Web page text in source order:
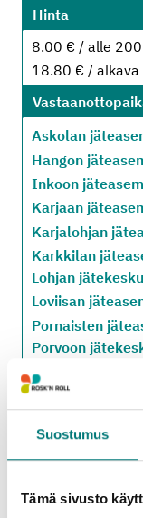
Suostumus
Tämä sivusto
Hinta
8.00 € / alle
18.80 € / alkava
Askolan
Hangon
Inkoon
Karjaan
Karjalohjan
Karkkilan
Lohjan
Loviisan
Pornaisten
Porvoon
Pusulan
Ruotsinpyhtään
Tammisaaren
Vihdin